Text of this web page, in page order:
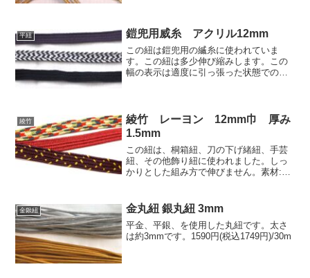
平紐 鎧兜用威糸 アクリル12mm
この紐は鎧兜用の縅糸に使われていま
す。この紐は多少伸び縮みします。この
幅の表示は適度に引っ張った状態での
|...
綾竹
綾竹 レーヨン 12mm巾 厚み
1.5mm
この紐は、桐箱紐、刀の下げ緒紐、手芸
紐、その他飾り紐に使われました。しっ
かりとした組み方で伸びません。素材:レ
ーヨン色見本のすべての色でお選び頂け
ます。
金銀紐 金丸紐 銀丸紐 3mm
平金、平銀、を使用した丸紐です。太さ
は約3mmです。1590円(税込1749円)/30m